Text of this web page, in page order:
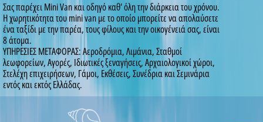
Σας παρέχει Mini Van και οδηγό καθ' όλη την διάρκεια του χρόνου.
Η χωρητικότητα του mini van με το οποίο μπορείτε να απολαύσετε
ένα ταξίδι με την παρέα, τους φίλους και την οικογένειά σας, είναι
8 άτομα.
ΥΠΗΡΕΣΙΕΣ ΜΕΤΑΦΟΡΑΣ: Αεροδρόμια, Λιμάνια, Σταθμοί
λεωφορείων, Αγορές, Ιδιωτικές ξεναγήσεις, Αρχαιολογικοί χώροι,
Στελέχη επιχειρήσεων, Γάμοι, Εκθέσεις, Συνέδρια και Σεμινάρια
εντός και εκτός Ελλάδας.